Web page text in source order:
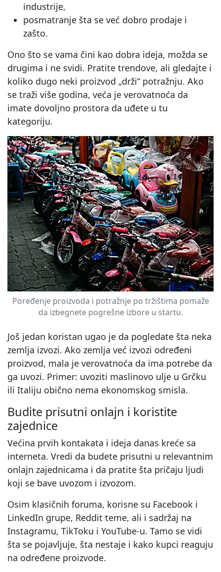
industrije,
posmatranje šta se već dobro prodaje i
zašto.
Ono što se vama čini kao dobra ideja, možda se
drugima i ne svidi. Pratite trendove, ali gledajte i
koliko dugo neki proizvod „drži“ potražnju. Ako
se traži više godina, veća je verovatnoća da
imate dovoljno prostora da uđete u tu
kategoriju.
Poređenje proizvoda i potražnje po tržištima pomaže
da izbegnete pogrešne izbore u startu.
Još jedan koristan ugao je da pogledate šta neka
zemlja izvozi. Ako zemlja već izvozi određeni
proizvod, mala je verovatnoća da ima potrebe da
ga uvozi. Primer: uvoziti maslinovo ulje u Grčku
ili Italiju obično nema ekonomskog smisla.
Budite prisutni onlajn i koristite
zajednice
Većina prvih kontakata i ideja danas kreće sa
interneta. Vredi da budete prisutni u relevantnim
onlajn zajednicama i da pratite šta pričaju ljudi
koji se bave uvozom i izvozom.
Osim klasičnih foruma, korisne su Facebook i
LinkedIn grupe, Reddit teme, ali i sadržaj na
Instagramu, TikToku i YouTube‑u. Tamo se vidi
šta se pojavljuje, šta nestaje i kako kupci reaguju
na određene proizvode.